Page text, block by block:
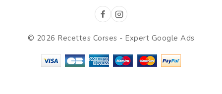
© 2026 Recettes Corses - Expert Google Ads